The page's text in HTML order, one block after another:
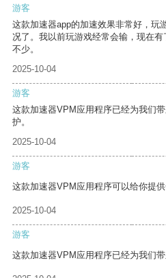
游客
这款加速器app的加速效果非常好，玩
况了。我以前玩游戏经常会输，现在
不少。
2025-10-04
游客
这款加速器VPM应用程序已经为我们
护。
2025-10-04
游客
这款加速器VPM应用程序可以给你提
2025-10-04
游客
这款加速器VPM应用程序已经为我们带